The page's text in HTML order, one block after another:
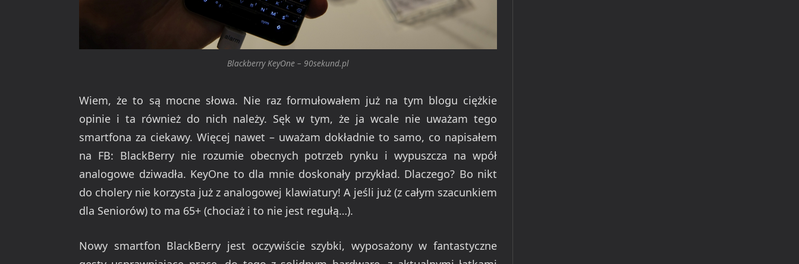
Blackberry KeyOne – 90sekund.pl
Wiem, że to są mocne słowa. Nie raz formułowałem już na tym blogu ciężkie
opinie i ta również do nich należy. Sęk w tym, że ja wcale nie uważam tego
smartfona za ciekawy. Więcej nawet – uważam dokładnie to samo, co napisałem
na FB: BlackBerry nie rozumie obecnych potrzeb rynku i wypuszcza na wpół
analogowe dziwadła. KeyOne to dla mnie doskonały przykład. Dlaczego? Bo nikt
do cholery nie korzysta już z analogowej klawiatury! A jeśli już (z całym szacunkiem
dla Seniorów) to ma 65+ (chociaż i to nie jest regułą…).
Nowy smartfon BlackBerry jest oczywiście szybki, wyposażony w fantastyczne